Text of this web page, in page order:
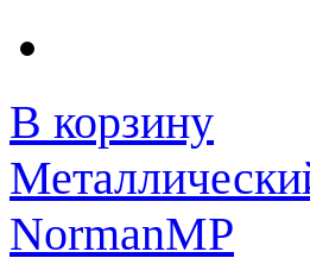
В корзину
NormanMP